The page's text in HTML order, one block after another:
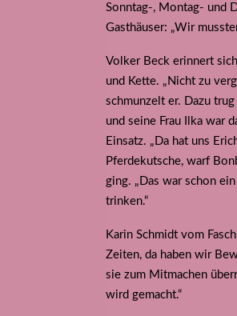
Sonntag-, Montag- und
Gasthäuser: „Wir
Volker Beck erinnert
und Kette. „Nicht zu
schmunzelt er. Dazu
und seine Frau Ilka war
Einsatz. „Da hat uns
Pferdekutsche, warf
ging. „Das war schon
trinken.“
Karin Schmidt vom
Zeiten, da haben wir
sie zum Mitmachen
wird gemacht.“